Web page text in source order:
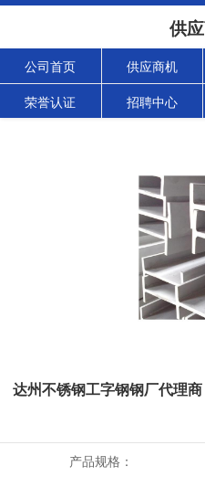
供
公司首页 供应商机
荣誉认证 招聘中心
达州不锈钢工字钢钢厂代理
产品规格：